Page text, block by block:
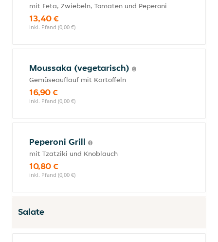
mit Feta, Zwiebeln, Tomaten und Peperoni
13,40 €
inkl. Pfand (0,00 €)
Moussaka (vegetarisch)
Gemüseauflauf mit Kartoffeln
16,90 €
inkl. Pfand (0,00 €)
Peperoni Grill
mit Tzatziki und Knoblauch
10,80 €
inkl. Pfand (0,00 €)
Salate